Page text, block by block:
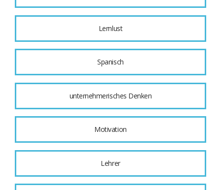
Lernlust
Spanisch
unternehmerisches Denken
Motivation
Lehrer